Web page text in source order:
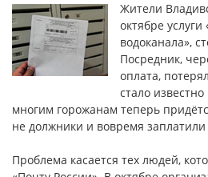
Жители
октябре
водоканала»,
Посредник,
оплата,
стало
многим горожанам теперь
не должники и вовремя заплатили
Проблема касается тех людей,